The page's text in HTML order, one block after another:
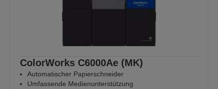
ColorWorks C6000Ae (MK)
Automatischer Papierschneider
Umfassende Medienunterstützung